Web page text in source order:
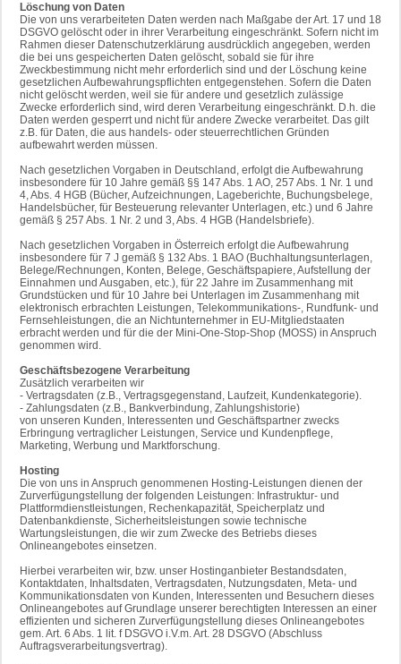
Löschung von Daten
Die von uns verarbeiteten Daten werden nach Maßgabe der Art. 17 und 18
DSGVO gelöscht oder in ihrer Verarbeitung eingeschränkt. Sofern nicht im
Rahmen dieser Datenschutzerklärung ausdrücklich angegeben, werden
die bei uns gespeicherten Daten gelöscht, sobald sie für ihre
Zweckbestimmung nicht mehr erforderlich sind und der Löschung keine
gesetzlichen Aufbewahrungspflichten entgegenstehen. Sofern die Daten
nicht gelöscht werden, weil sie für andere und gesetzlich zulässige
Zwecke erforderlich sind, wird deren Verarbeitung eingeschränkt. D.h. die
Daten werden gesperrt und nicht für andere Zwecke verarbeitet. Das gilt
z.B. für Daten, die aus handels- oder steuerrechtlichen Gründen
aufbewahrt werden müssen.
Nach gesetzlichen Vorgaben in Deutschland, erfolgt die Aufbewahrung
insbesondere für 10 Jahre gemäß §§ 147 Abs. 1 AO, 257 Abs. 1 Nr. 1 und
4, Abs. 4 HGB (Bücher, Aufzeichnungen, Lageberichte, Buchungsbelege,
Handelsbücher, für Besteuerung relevanter Unterlagen, etc.) und 6 Jahre
gemäß § 257 Abs. 1 Nr. 2 und 3, Abs. 4 HGB (Handelsbriefe).
Nach gesetzlichen Vorgaben in Österreich erfolgt die Aufbewahrung
insbesondere für 7 J gemäß § 132 Abs. 1 BAO (Buchhaltungsunterlagen,
Belege/Rechnungen, Konten, Belege, Geschäftspapiere, Aufstellung der
Einnahmen und Ausgaben, etc.), für 22 Jahre im Zusammenhang mit
Grundstücken und für 10 Jahre bei Unterlagen im Zusammenhang mit
elektronisch erbrachten Leistungen, Telekommunikations-, Rundfunk- und
Fernsehleistungen, die an Nichtunternehmer in EU-Mitgliedstaaten
erbracht werden und für die der Mini-One-Stop-Shop (MOSS) in Anspruch
genommen wird.
Geschäftsbezogene Verarbeitung
Zusätzlich verarbeiten wir
- Vertragsdaten (z.B., Vertragsgegenstand, Laufzeit, Kundenkategorie).
- Zahlungsdaten (z.B., Bankverbindung, Zahlungshistorie)
von unseren Kunden, Interessenten und Geschäftspartner zwecks
Erbringung vertraglicher Leistungen, Service und Kundenpflege,
Marketing, Werbung und Marktforschung.
Hosting
Die von uns in Anspruch genommenen Hosting-Leistungen dienen der
Zurverfügungstellung der folgenden Leistungen: Infrastruktur- und
Plattformdienstleistungen, Rechenkapazität, Speicherplatz und
Datenbankdienste, Sicherheitsleistungen sowie technische
Wartungsleistungen, die wir zum Zwecke des Betriebs dieses
Onlineangebotes einsetzen.
Hierbei verarbeiten wir, bzw. unser Hostinganbieter Bestandsdaten,
Kontaktdaten, Inhaltsdaten, Vertragsdaten, Nutzungsdaten, Meta- und
Kommunikationsdaten von Kunden, Interessenten und Besuchern dieses
Onlineangebotes auf Grundlage unserer berechtigten Interessen an einer
effizienten und sicheren Zurverfügungstellung dieses Onlineangebotes
gem. Art. 6 Abs. 1 lit. f DSGVO i.V.m. Art. 28 DSGVO (Abschluss
Auftragsverarbeitungsvertrag).